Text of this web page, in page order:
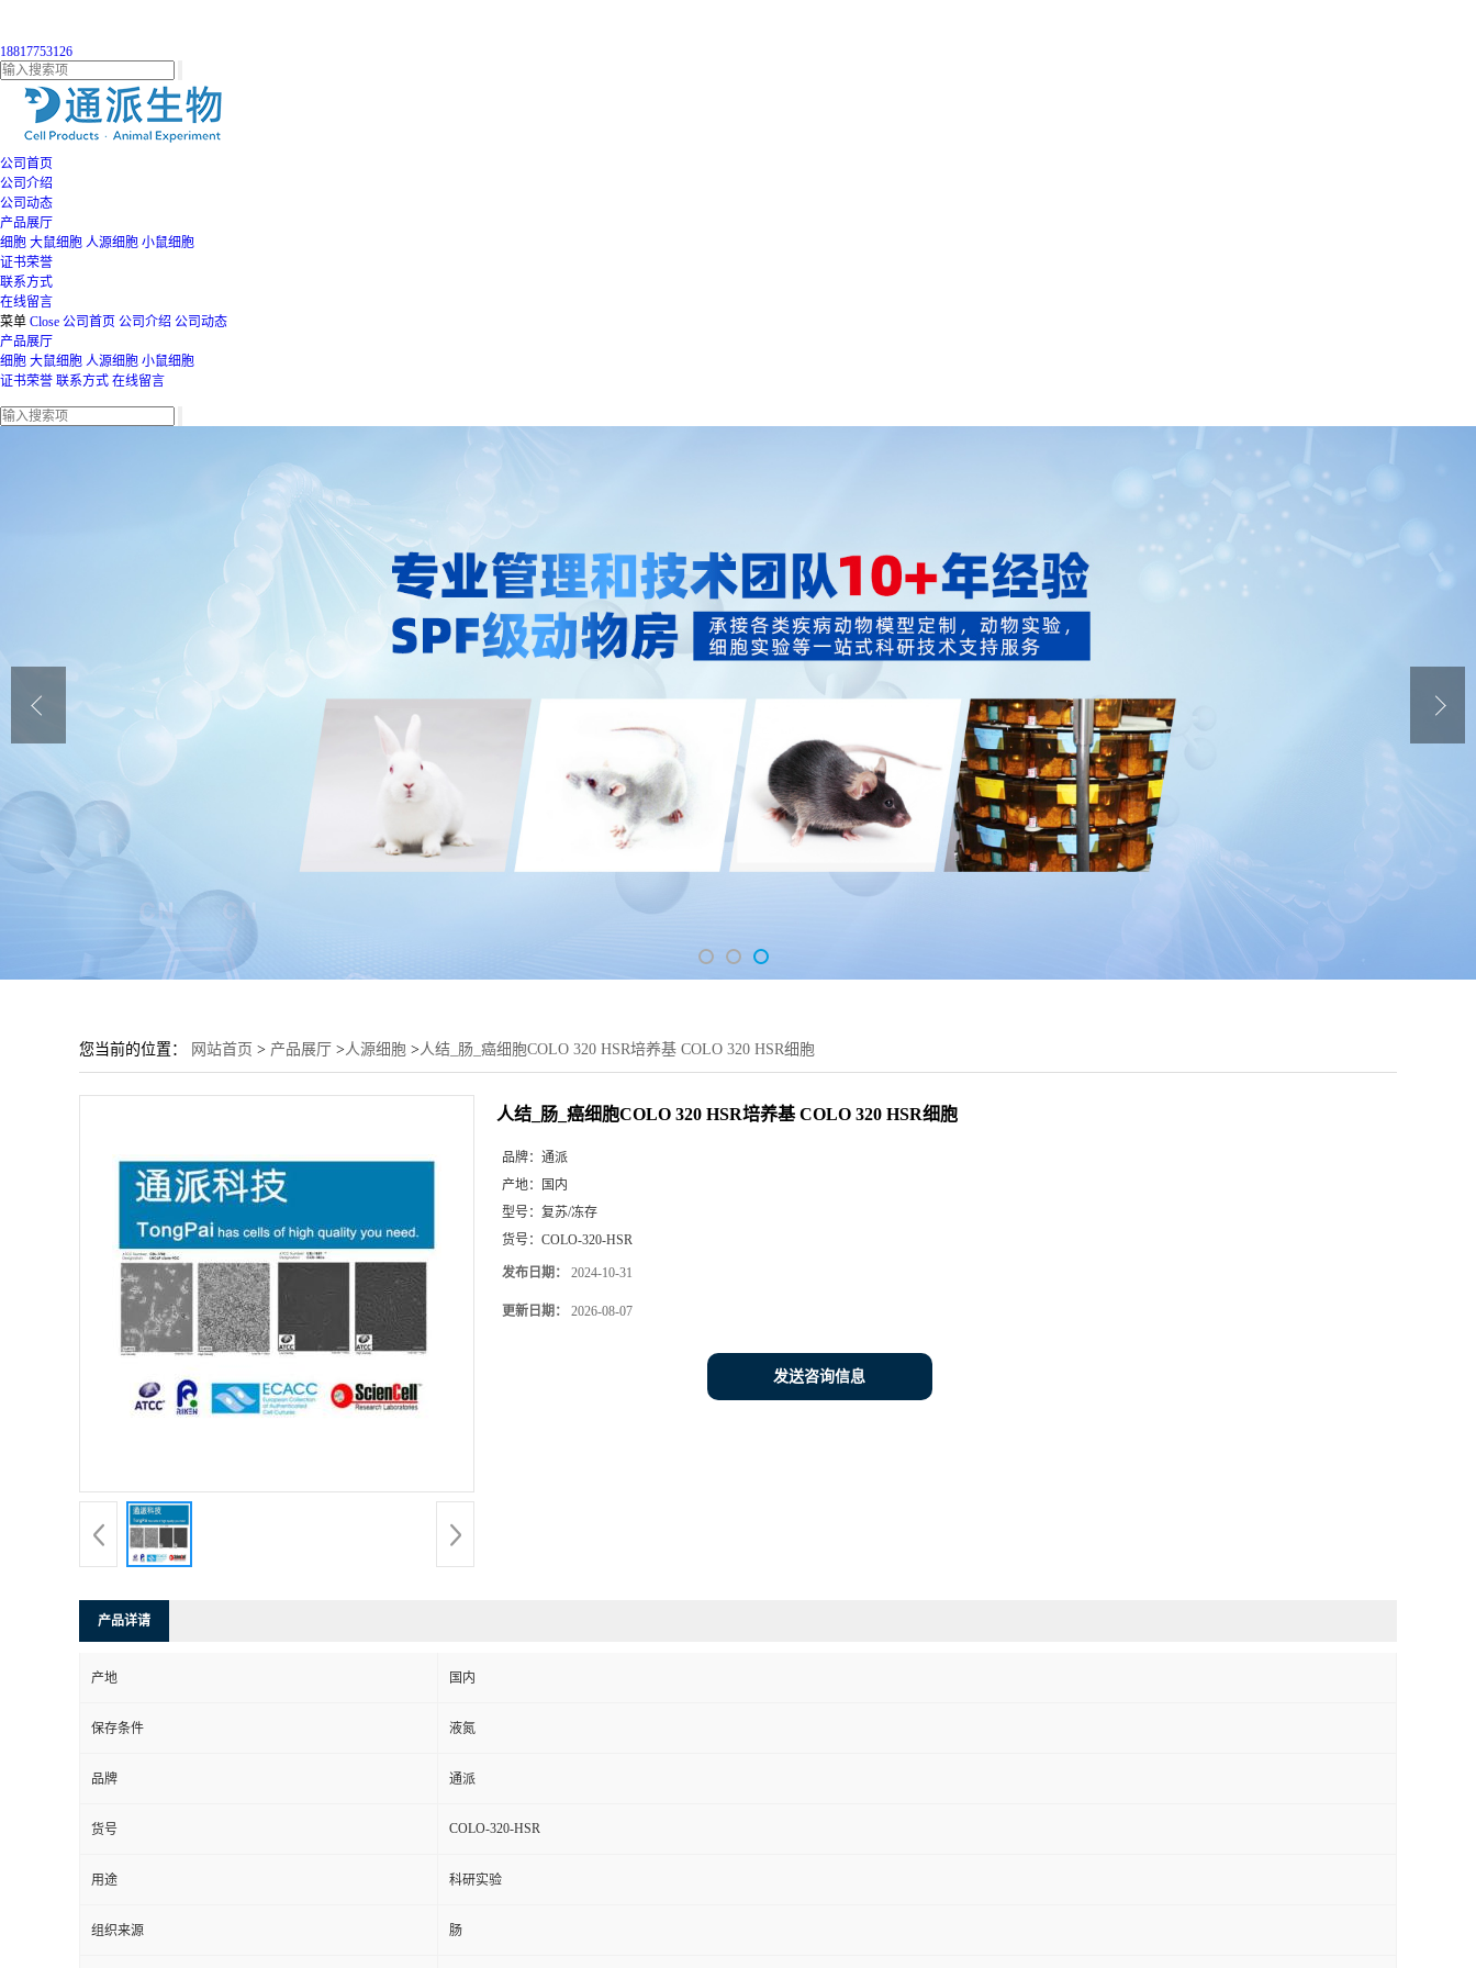
18817753126
公司首页
公司介绍
公司动态
产品展厅
细胞 大鼠细胞 人源细胞 小鼠细胞
证书荣誉
联系方式
在线留言
菜单 Close 公司首页 公司介绍 公司动态
产品展厅
细胞 大鼠细胞 人源细胞 小鼠细胞
证书荣誉 联系方式 在线留言
您当前的位置： 网站首页 > 产品展厅 >人源细胞 >人结_肠_癌细胞COLO 320 HSR培养基 COLO 320 HSR细胞
人结_肠_癌细胞COLO 320 HSR培养基 COLO 320 HSR细胞
品牌： 通派
产地：
国内
型号： 复苏/冻存
货号： COLO-320-HSR
发布日期： 2024-10-31
更新日期： 2026-08-07
发送咨询信息
产品详请
产地 国内
保存条件 液氮
品牌 通派
货号 COLO-320-HSR
用途 科研实验
组织来源 肠